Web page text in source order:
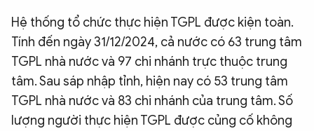
Hệ thống tổ chức thực hiện TGPL được kiện toàn.
Tính đến ngày 31/12/2024, cả nước có 63 trung tâm
TGPL nhà nước và 97 chi nhánh trực thuộc trung
tâm. Sau sáp nhập tỉnh, hiện nay có 53 trung tâm
TGPL nhà nước và 83 chi nhánh của trung tâm. Số
lượng người thực hiện TGPL được củng cố không